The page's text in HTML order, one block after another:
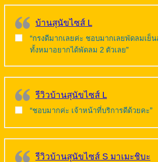
บ้านสุนัขไซส์ L
“กรงดีมากเลยค่ะ ชอบมากเลยพัดลมเย็
ทั้งหมาอยากได้พัดลม 2 ตัวเลย”
รีวิวบ้านสุนัขไซส์ L
“ชอบมากค่ะ เจ้าหน้าที่บริการดีด้วยคะ”
รีวิวบ้านสุนัขไซส์ S มาเมะชิบะ